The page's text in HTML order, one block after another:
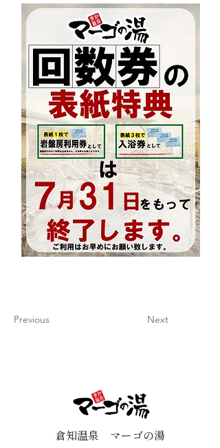
Previous Next
倉知温泉 マーゴの湯